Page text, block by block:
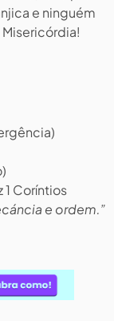
e ninguém
Coríntios
e ordem.”